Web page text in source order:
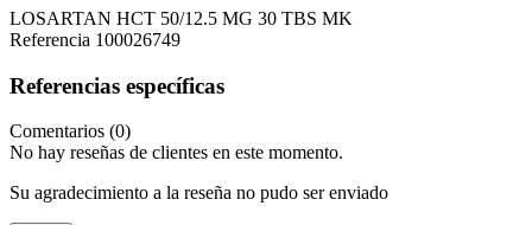
LOSARTAN HCT 50/12.5 MG 30 TBS MK
Referencia 100026749
Referencias específicas
Comentarios (0)
No hay reseñas de clientes en este momento.
Su agradecimiento a la reseña no pudo ser enviado